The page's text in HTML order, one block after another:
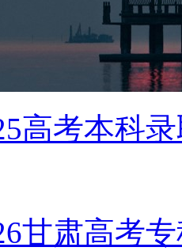
高考本科
甘肃高考